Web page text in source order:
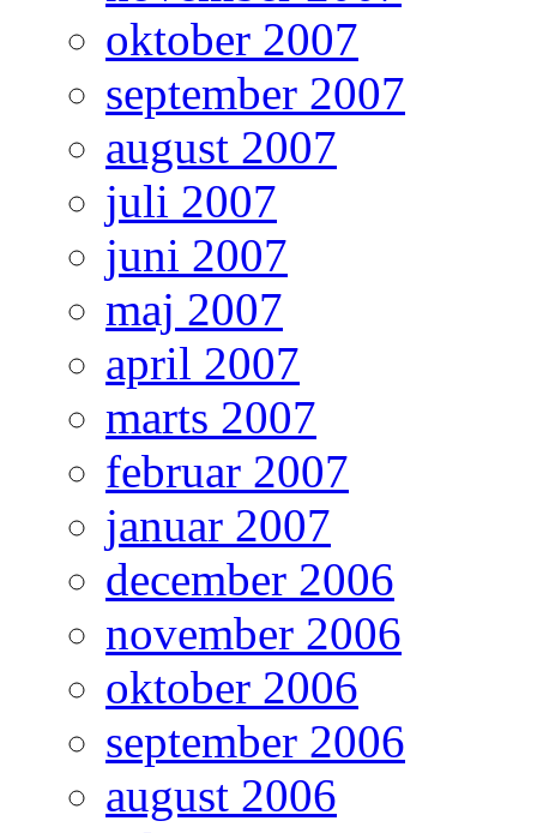
oktober 2007
september 2007
august 2007
juli 2007
juni 2007
maj 2007
april 2007
marts 2007
februar 2007
januar 2007
december 2006
november 2006
oktober 2006
september 2006
august 2006